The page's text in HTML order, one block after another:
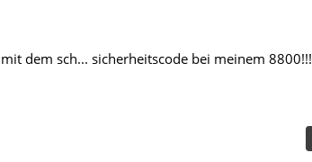
dem sch... sicherheitscode bei meinem 8800!!!